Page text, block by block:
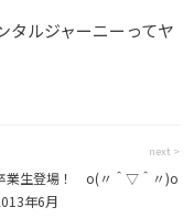
タルジャーニーってヤ
next >
業生登場！ o(〃＾▽＾〃)o
年6月